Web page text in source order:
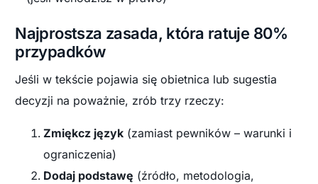
Najprostsza zasada, która ratuje 80%
przypadków
Jeśli w tekście pojawia się obietnica lub sugestia
decyzji na poważnie, zrób trzy rzeczy:
Zmiękcz język (zamiast pewników – warunki i
ograniczenia)
Dodaj podstawę (źródło, metodologia,